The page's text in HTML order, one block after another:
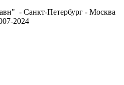
- Санкт-Петербург - Москва
2024